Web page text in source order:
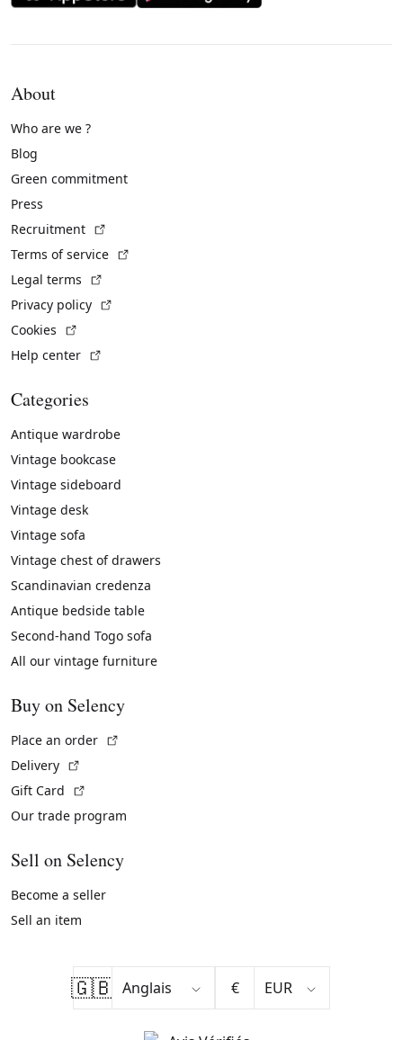
About
Who are we ?
Blog
Green commitment
Press
Recruitment
Terms of service
Legal terms
Privacy policy
Cookies
Help center
Categories
Antique wardrobe
Vintage bookcase
Vintage sideboard
Vintage desk
Vintage sofa
Vintage chest of drawers
Scandinavian credenza
Antique bedside table
Second-hand Togo sofa
All our vintage furniture
Buy on Selency
Place an order
Delivery
Gift Card
Our trade program
Sell on Selency
Become a seller
Sell an item
🇬🇧 €